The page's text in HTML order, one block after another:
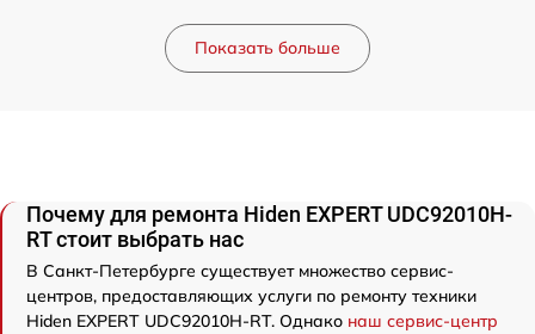
Показать больше
Почему для ремонта Hiden EXPERT UDC92010H-
RT стоит выбрать нас
В Санкт-Петербурге существует множество сервис-
центров, предоставляющих услуги по ремонту техники
Hiden EXPERT UDC92010H-RT. Однако наш сервис-центр